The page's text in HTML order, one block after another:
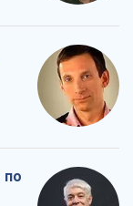
по